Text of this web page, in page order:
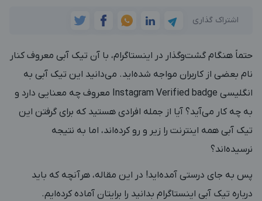
اشتراک گذاری
حتماً هنگام گشت‌و‌گذار در اینستاگرام، با آن تیک آبی معروف کنار
نام بعضی از کاربران مواجه شده‌اید. می‌دانید این تیک آبی به
انگلیسی Instagram Verified badge معروف چه معنایی دارد و
به چه کار می‌آید؟ آیا از جمله افرادی هستید که برای گرفتن این
تیک آبی همه اینترنت را زیر و رو کرده‌اند، اما به نتیجه
نرسیده‌اند؟
پس به جای درستی آمده‌اید! در این مقاله، هرآنچه که باید
درباره تیک آبی اینستاگرام بدانید را برایتان آماده کرده‌ایم.